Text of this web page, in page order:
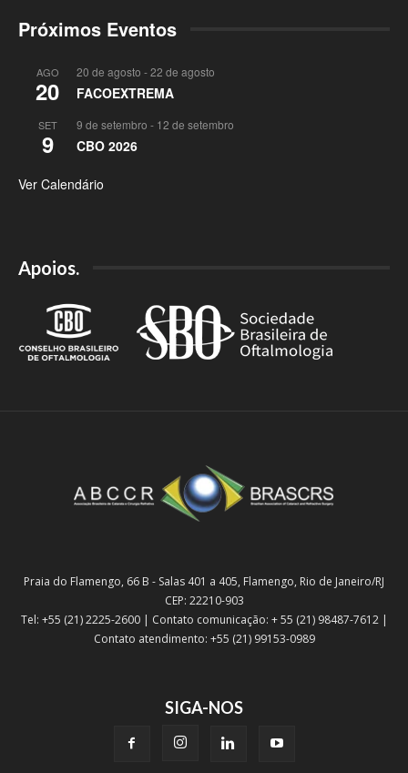
Próximos Eventos
AGO
20
20 de agosto -22 de agosto
FACOEXTREMA
SET
9
9 de setembro - 12 de setembro
CBO 2026
Ver Calendário
Apoios.
Praia do Flamengo, 66 B - Salas 401 a 405, Flamengo, Rio de Janeiro/RJ
CEP: 22210-903
Tel: +55 (21) 2225-2600 | Contato comunicação: + 55 (21) 98487-7612 |
Contato atendimento: +55 (21) 99153-0989
SIGA-NOS